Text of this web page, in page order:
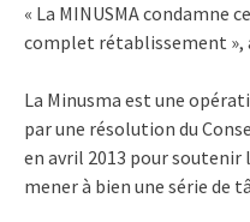
« La MINUSMA condamne
complet rétablissement »,
La Minusma est une
par une résolution du
en avril 2013 pour
mener à bien une série de